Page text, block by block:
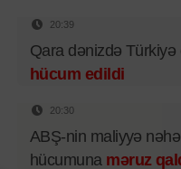
20:39
Qara dənizdə Türkiyə
hücum edildi
20:30
ABŞ-nin maliyyə
hücumuna məruz